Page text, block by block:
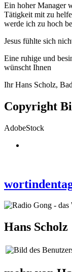
Ein hoher Manager
Tätigkeit mit zu
werde ich zu hoch
Jesus fühlte sich
Eine ruhige und
wünscht Ihnen
Ihr Hans Scholz,
Copyright
AdobeStock
Hans Scholz